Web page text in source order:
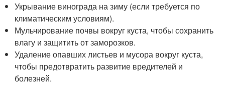
Укрывание винограда на зиму (если требуется по
климатическим условиям).
Мульчирование почвы вокруг куста, чтобы сохранить
влагу и защитить от заморозков.
Удаление опавших листьев и мусора вокруг куста,
чтобы предотвратить развитие вредителей и
болезней.